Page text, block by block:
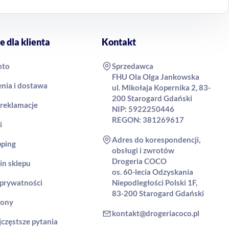
dla klienta
i dostawa
sklepu
pytania
Kontakt
Sprzedawca
FHU Ola Olga Jankowska
ul. Mikołaja Kopernika 2, 83-
200 Starogard Gdański
NIP: 5922250446
REGON: 381269617
Adres do korespondencji,
obsługi i zwrotów
Drogeria COCO
os. 60-lecia Odzyskania
Niepodległości Polski 1F,
83-200 Starogard Gdański
kontakt@drogeriacoco.pl